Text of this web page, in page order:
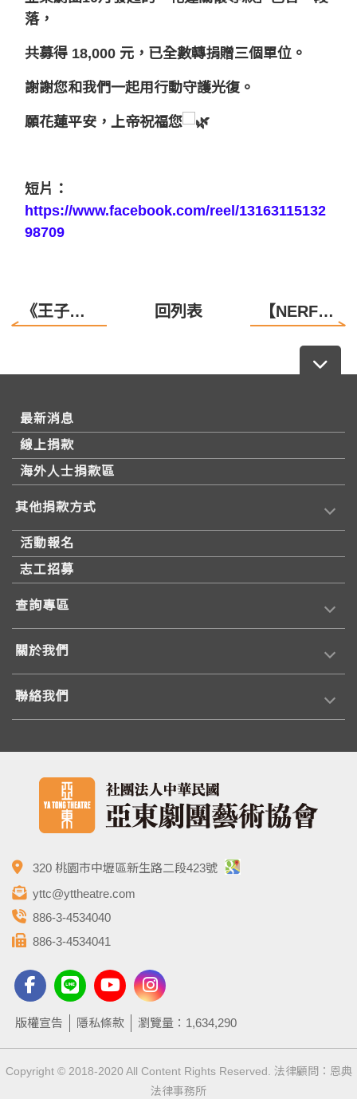
落，
共募得 18,000 元，已全數轉捐贈三個單位。
謝謝您和我們一起用行動守護光復。
願花蓮平安，上帝祝福您
短片：
https://www.facebook.com/reel/13163115132
98709
《王子・公主・噴火龍》 2025NERF加演募款企劃 回列表 【NERF公益專場進度分享】
最新消息
線上捐款
海外人士捐款區
其他捐款方式
活動報名
志工招募
查詢專區
關於我們
聯絡我們
320 桃園市中壢區新生路二段423號
yttc@yttheatre.com
886-3-4534040
886-3-4534041
版權宣告 隱私條款 瀏覽量：1,634,290
Copyright © 2018-2020 All Content Rights Reserved. 法律顧問：恩典
法律事務所